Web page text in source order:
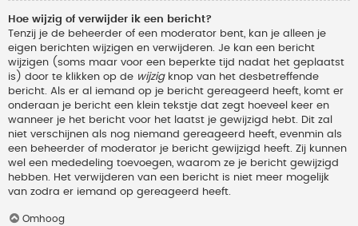
Hoe wijzig of verwijder ik een bericht?
Tenzij je de beheerder of een moderator bent, kan je alleen je
eigen berichten wijzigen en verwijderen. Je kan een bericht
wijzigen (soms maar voor een beperkte tijd nadat het geplaatst
is) door te klikken op de wijzigknop van het desbetreffende
bericht. Als er al iemand op je bericht gereageerd heeft, komt er
onderaan je bericht een klein tekstje dat zegt hoeveel keer en
wanneer je het bericht voor het laatst je gewijzigd hebt. Dit zal
niet verschijnen als nog niemand gereageerd heeft, evenmin als
een beheerder of moderator je bericht gewijzigd heeft. Zij kunnen
wel een mededeling toevoegen, waarom ze je bericht gewijzigd
hebben. Het verwijderen van een bericht is niet meer mogelijk
van zodra er iemand op gereageerd heeft.
Omhoog